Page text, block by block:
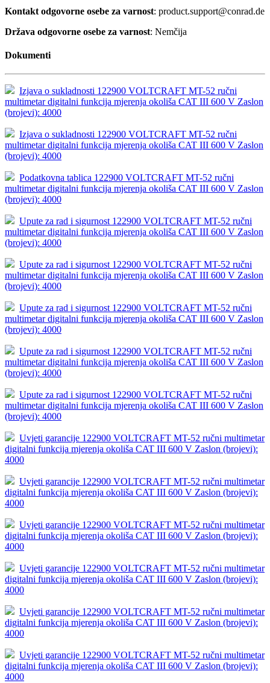
Kontakt odgovorne osebe za varnost: product.support@conrad.de
Država odgovorne osebe za varnost: Nemčija
Dokumenti
Izjava o sukladnosti 122900 VOLTCRAFT MT-52 ručni
multimetar digitalni funkcija mjerenja okoliša CAT III 600 V Zaslon
(brojevi): 4000
Izjava o sukladnosti 122900 VOLTCRAFT MT-52 ručni
multimetar digitalni funkcija mjerenja okoliša CAT III 600 V Zaslon
(brojevi): 4000
Podatkovna tablica 122900 VOLTCRAFT MT-52 ručni
multimetar digitalni funkcija mjerenja okoliša CAT III 600 V Zaslon
(brojevi): 4000
Upute za rad i sigurnost 122900 VOLTCRAFT MT-52 ručni
multimetar digitalni funkcija mjerenja okoliša CAT III 600 V Zaslon
(brojevi): 4000
Upute za rad i sigurnost 122900 VOLTCRAFT MT-52 ručni
multimetar digitalni funkcija mjerenja okoliša CAT III 600 V Zaslon
(brojevi): 4000
Upute za rad i sigurnost 122900 VOLTCRAFT MT-52 ručni
multimetar digitalni funkcija mjerenja okoliša CAT III 600 V Zaslon
(brojevi): 4000
Upute za rad i sigurnost 122900 VOLTCRAFT MT-52 ručni
multimetar digitalni funkcija mjerenja okoliša CAT III 600 V Zaslon
(brojevi): 4000
Upute za rad i sigurnost 122900 VOLTCRAFT MT-52 ručni
multimetar digitalni funkcija mjerenja okoliša CAT III 600 V Zaslon
(brojevi): 4000
Uvjeti garancije 122900 VOLTCRAFT MT-52 ručni multimetar
digitalni funkcija mjerenja okoliša CAT III 600 V Zaslon (brojevi):
4000
Uvjeti garancije 122900 VOLTCRAFT MT-52 ručni multimetar
digitalni funkcija mjerenja okoliša CAT III 600 V Zaslon (brojevi):
4000
Uvjeti garancije 122900 VOLTCRAFT MT-52 ručni multimetar
digitalni funkcija mjerenja okoliša CAT III 600 V Zaslon (brojevi):
4000
Uvjeti garancije 122900 VOLTCRAFT MT-52 ručni multimetar
digitalni funkcija mjerenja okoliša CAT III 600 V Zaslon (brojevi):
4000
Uvjeti garancije 122900 VOLTCRAFT MT-52 ručni multimetar
digitalni funkcija mjerenja okoliša CAT III 600 V Zaslon (brojevi):
4000
Uvjeti garancije 122900 VOLTCRAFT MT-52 ručni multimetar
digitalni funkcija mjerenja okoliša CAT III 600 V Zaslon (brojevi):
4000